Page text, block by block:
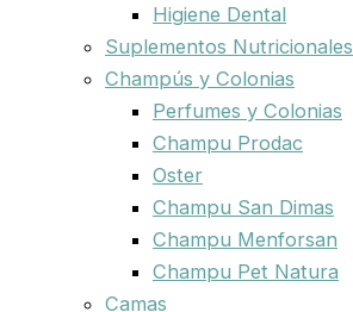
Higiene Dental
Suplementos Nutricionales
Champús y Colonias
Perfumes y Colonias
Champu Prodac
Oster
Champu San Dimas
Champu Menforsan
Champu Pet Natura
Camas